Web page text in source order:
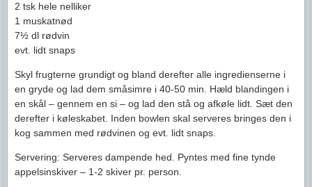
2 tsk hele nelliker
1 muskatnød
7½ dl rødvin
evt. lidt snaps
Skyl frugterne grundigt og bland derefter alle ingredienserne i
en gryde og lad dem småsimre i 40-50 min. Hæld blandingen i
en skål – gennem en si – og lad den stå og afkøle lidt. Sæt den
derefter i køleskabet. Inden bowlen skal serveres bringes den i
kog sammen med rødvinen og evt. lidt snaps.
Servering: Serveres dampende hed. Pyntes med fine tynde
appelsinskiver – 1-2 skiver pr. person.